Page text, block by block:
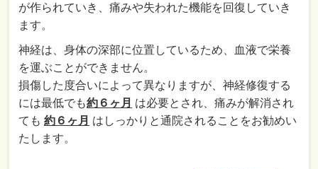
が作られていき、痛みや失われた機能を回復していき
ます。
神経は、身体の深部に位置しているため、血液で栄養
を運ぶことができません。
損傷した度合いによって異なりますが、神経修復する
には最低でも約６ヶ月 は必要とされ、痛みが解消され
ても約６ヶ月 はしっかりと通院されることをお勧めい
たします。